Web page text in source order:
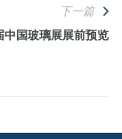
下一篇
中国玻璃展展前预览